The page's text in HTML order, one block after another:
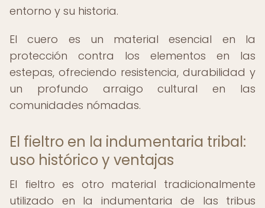
entorno y su historia.
El cuero es un material esencial en la
protección contra los elementos en las
estepas, ofreciendo resistencia, durabilidad y
un profundo arraigo cultural en las
comunidades nómadas.
El fieltro en la indumentaria tribal:
uso histórico y ventajas
El fieltro es otro material tradicionalmente
utilizado en la indumentaria de las tribus